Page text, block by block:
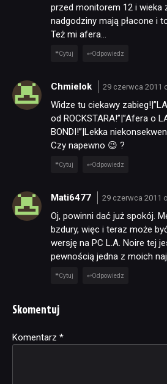
przed monitorem 12 i wieka
nadgodziny mają płacone i
Też mi afera…
Cytuj Odpowiedz
Chmielok 29 czerwca 2011
Widze tu ciekawy
od ROCKSTARA!”|”Afera o
BONDI!”|Lekka
Czy napewno 😉 ?
Cytuj Odpowiedz
Mati6477 29 czerwca 2011
Oj, powinni dać już spokój.
bzdury, więc i teraz może
wersję na PC L.A. Noire tej
pewnością jedna z moich
Cytuj Odpowiedz
Skomentuj
Komentarz *
Alternative: